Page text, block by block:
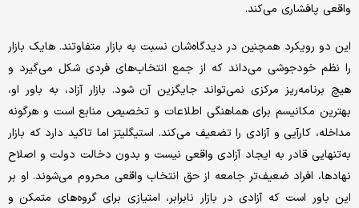
واقعی پافشاری می‌کند.
این دو رویکرد همچنین در دیدگاه‌شان نسبت به بازار متفاوتند.‌ هایک بازار
را نظم خودجوشی می‌داند که از جمع انتخاب‌های فردی شکل می‌گیرد و
هیچ برنامه‌ریز مرکزی نمی‌تواند جایگزین آن شود. بازار آزاد، به باور او،
بهترین مکانیسم برای هماهنگی اطلاعات و تخصیص منابع است و هرگونه
مداخله، کارآیی و آزادی را تضعیف می‌کند. استیگلیتز اما تاکید دارد که بازار
به‌تنهایی قادر به ایجاد آزادی واقعی نیست و بدون دخالت دولت و اصلاح
نهادها، افراد ضعیف‌تر جامعه از حق انتخاب واقعی محروم می‌شوند. او بر
این باور است که آزادی در بازار نابرابر، امتیازی برای گروه‌های متمکن و